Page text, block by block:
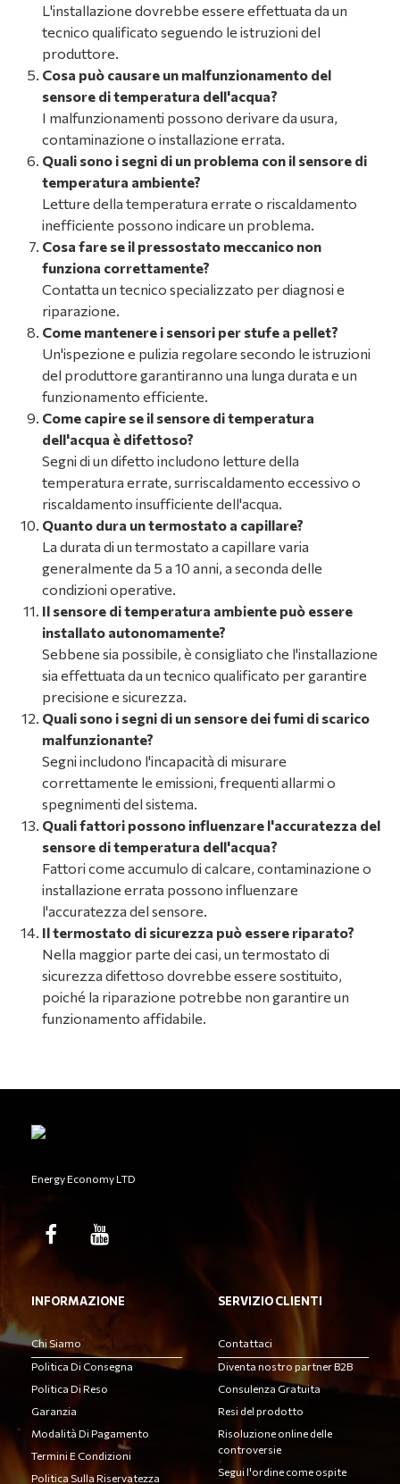
L'installazione dovrebbe essere effettuata da un
tecnico qualificato seguendo le istruzioni del
produttore.
Cosa può causare un malfunzionamento del
sensore di temperatura dell'acqua?
I malfunzionamenti possono derivare da usura,
contaminazione o installazione errata.
Quali sono i segni di un problema con il sensore di
temperatura ambiente?
Letture della temperatura errate o riscaldamento
inefficiente possono indicare un problema.
Cosa fare se il pressostato meccanico non
funziona correttamente?
Contatta un tecnico specializzato per diagnosi e
riparazione.
Come mantenere i sensori per stufe a pellet?
Un'ispezione e pulizia regolare secondo le istruzioni
del produttore garantiranno una lunga durata e un
funzionamento efficiente.
Come capire se il sensore di temperatura
dell'acqua è difettoso?
Segni di un difetto includono letture della
temperatura errate, surriscaldamento eccessivo o
riscaldamento insufficiente dell'acqua.
Quanto dura un termostato a capillare?
La durata di un termostato a capillare varia
generalmente da 5 a 10 anni, a seconda delle
condizioni operative.
Il sensore di temperatura ambiente può essere
installato autonomamente?
Sebbene sia possibile, è consigliato che l'installazione
sia effettuata da un tecnico qualificato per garantire
precisione e sicurezza.
Quali sono i segni di un sensore dei fumi di scarico
malfunzionante?
Segni includono l'incapacità di misurare
correttamente le emissioni, frequenti allarmi o
spegnimenti del sistema.
Quali fattori possono influenzare l'accuratezza del
sensore di temperatura dell'acqua?
Fattori come accumulo di calcare, contaminazione o
installazione errata possono influenzare
l'accuratezza del sensore.
Il termostato di sicurezza può essere riparato?
Nella maggior parte dei casi, un termostato di
sicurezza difettoso dovrebbe essere sostituito,
poiché la riparazione potrebbe non garantire un
funzionamento affidabile.
Energy Economy LTD
INFORMAZIONE
Chi Siamo
Politica Di Consegna
Politica Di Reso
Garanzia
Modalità Di Pagamento
Termini E Condizioni
Politica Sulla Riservatezza
SERVIZIO CLIENTI
Contattaci
Diventa nostro partner B2B
Consulenza Gratuita
Resi del prodotto
Risoluzione online delle
controversie
Segui l'ordine come ospite